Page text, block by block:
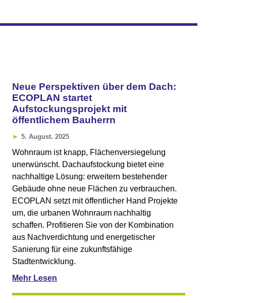
Neue Perspektiven über dem Dach:
ECOPLAN startet
Aufstockungsprojekt mit
öffentlichem Bauherrn
5. August. 2025
Wohnraum ist knapp, Flächenversiegelung
unerwünscht. Dachaufstockung bietet eine
nachhaltige Lösung: erweitern bestehender
Gebäude ohne neue Flächen zu verbrauchen.
ECOPLAN setzt mit öffentlicher Hand Projekte
um, die urbanen Wohnraum nachhaltig
schaffen. Profitieren Sie von der Kombination
aus Nachverdichtung und energetischer
Sanierung für eine zukunftsfähige
Stadtentwicklung.
Mehr Lesen